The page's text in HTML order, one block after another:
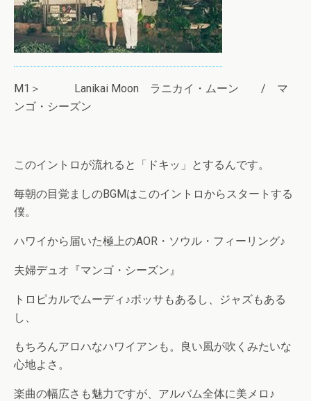
M1＞ Lanikai Moon ラニカイ・ムーン / マ
ンゴ・シーズン
このイントロが流れると「ドキッ」とするんです。
毎朝の目覚ましのBGMはこのイントロからスタートする
僕。
ハワイから届いた極上のAOR・ソウル・フィーリング♪
夫婦デュオ『マンゴ・シーズン』
トロピカルでムーディ♪ボッサもあるし、ジャズもある
し、
もちろんアロハなハワイアンも。良い風が吹くみたいな
心地よさ。
楽曲の幅広さも魅力ですが、アルバム全体に美メロ♪